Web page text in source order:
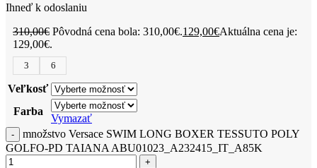
Ihneď k odoslaniu
310,00€ Pôvodná cena bola: 310,00€.129,00€Aktuálna cena je:
129,00€.
3 6
Veľkosť
Farba
Vymazať
množstvo Versace SWIM LONG BOXER TESSUTO POLY
GOLFO-PD TAIANA ABU01023_A232415_IT_A85K